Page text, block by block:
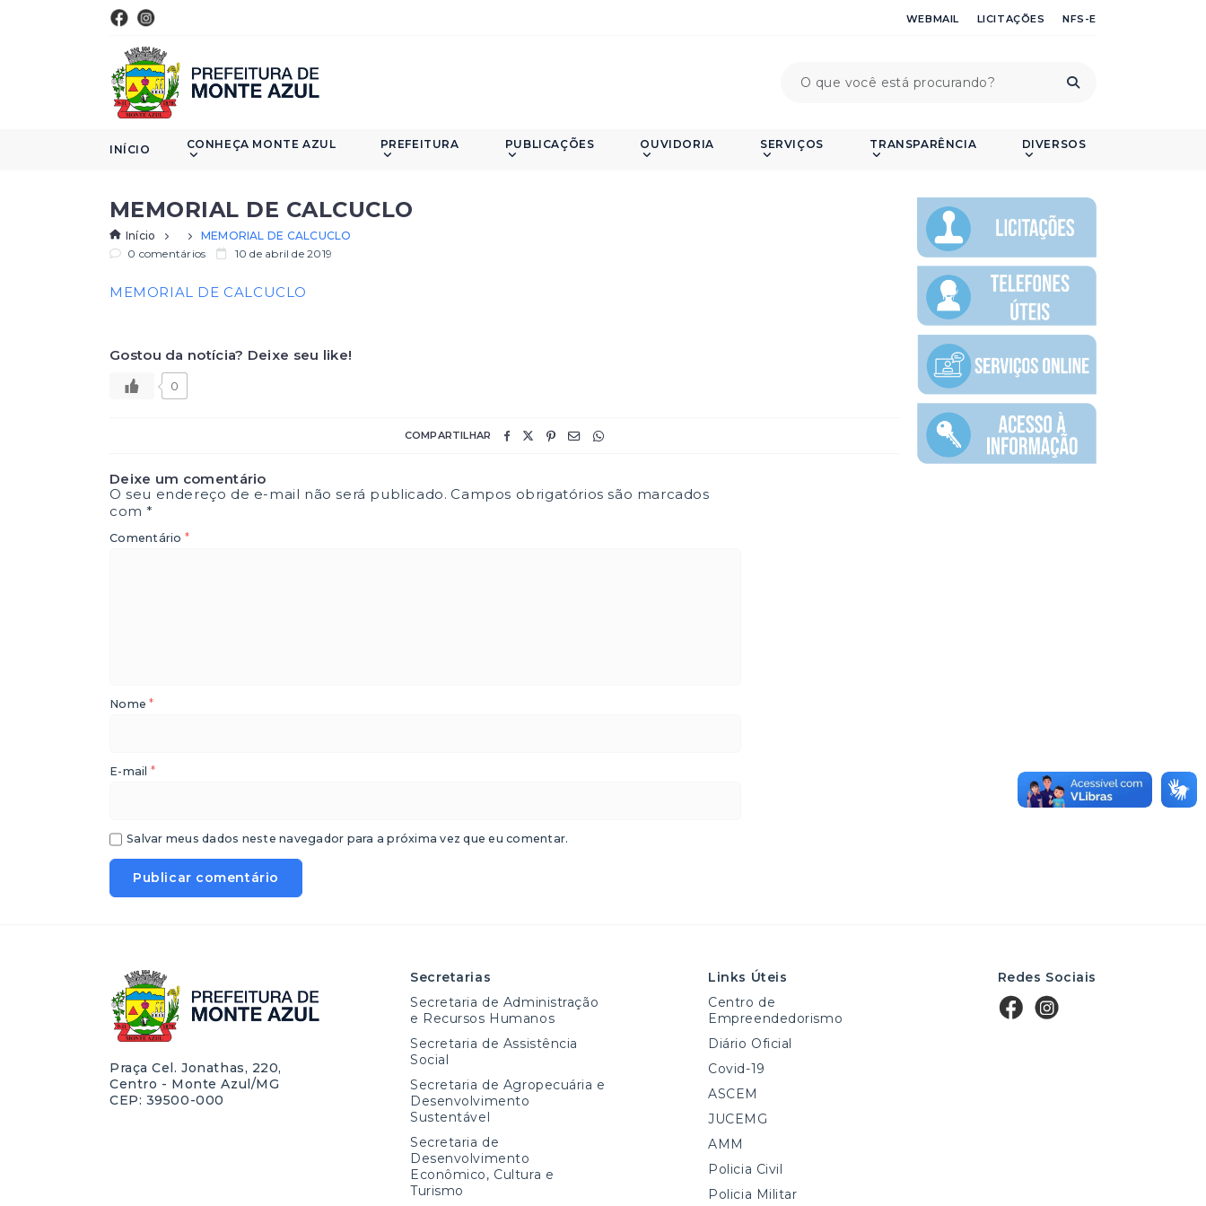
WEBMAIL LICITAÇÕES NFS-E
INÍCIO CONHEÇA MONTE AZUL PREFEITURA PUBLICAÇÕES OUVIDORIA SERVIÇOS TRANSPARÊNCIA DIVERSOS
MEMORIAL DE CALCUCLO
Início
MEMORIAL DE CALCUCLO
0 comentários
10 de abril de 2019
MEMORIAL DE CALCUCLO
Gostou da notícia? Deixe seu like!
0
COMPARTILHAR
Deixe um comentário
O seu endereço de e-mail não será publicado. Campos obrigatórios são marcados
com*
Comentário *
Nome*
E-mail *
Salvar meus dados neste navegador para a próxima vez que eu comentar.
Praça Cel. Jonathas, 220,
Centro - Monte Azul/MG
CEP: 39500-000
Secretarias
Secretaria de Administração
e Recursos Humanos
Secretaria de Assistência
Social
Secretaria de Agropecuária e
Desenvolvimento
Sustentável
Secretaria de
Desenvolvimento
Econômico, Cultura e
Turismo
Links Úteis
Centro de
Empreendedorismo
Diário Oficial
Covid-19
ASCEM
JUCEMG
AMM
Policia Civil
Policia Militar
Redes Sociais